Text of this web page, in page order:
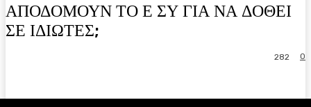
ΑΠΟΔΟΜΟΥΝ ΤΟ Ε ΣΥ ΓΙΑ ΝΑ ΔΟΘΕΙ
ΣΕ ΙΔΙΩΤΕΣ;
0
282